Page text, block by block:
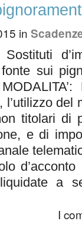
in
Sostituti
sui
l’utilizzo
titolari di
e di
a
I